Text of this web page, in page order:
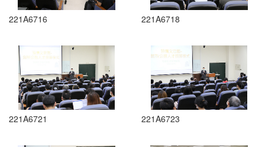
221A6716 221A6718
221A6721 221A6723